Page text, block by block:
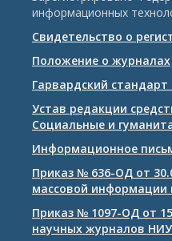
информационных
Свидетельство о
Положение о журналах
Гарвардский
Устав редакции
Социальные и
Информационное
Приказ № 636-ОД от
массовой информации
Приказ № 1097-ОД от
научных журналов НИУ